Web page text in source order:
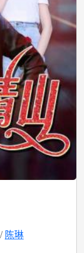
陈琳